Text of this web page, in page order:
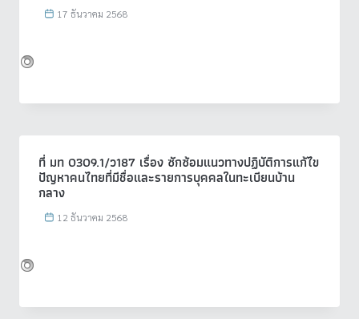
17 ธันวาคม 2568
ที่ มท 0309.1/ว187 เรื่อง ซักซ้อมแนวทางปฏิบัติการแก้ไข
ปัญหาคนไทยที่มีชื่อและรายการบุคคลในทะเบียนบ้าน
กลาง
12 ธันวาคม 2568